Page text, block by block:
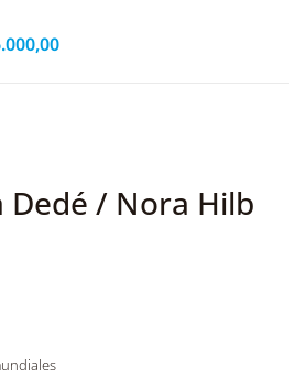
Dedé / Nora Hilb